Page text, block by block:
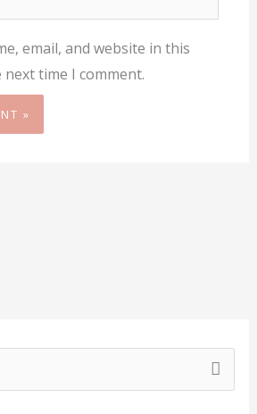
email, and website in this
time I comment.